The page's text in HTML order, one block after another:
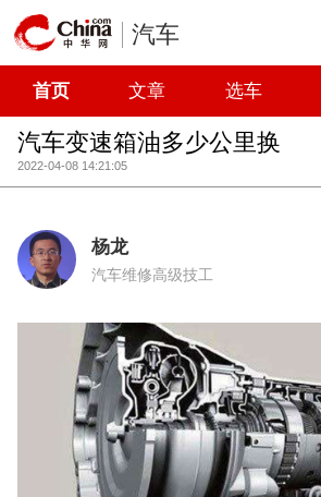
汽车
首页 文章 选车
汽车变速箱油多少公里换
2022-04-08 14:21:05
杨龙
汽车维修高级技工